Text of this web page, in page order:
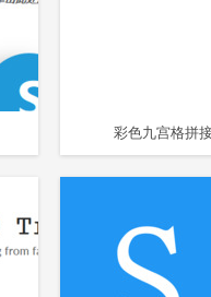
彩色九宫格拼